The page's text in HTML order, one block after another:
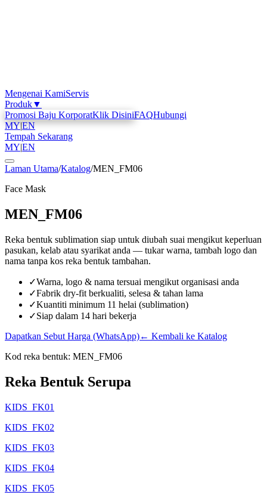
Mengenai KamiServis
Produk▼
Promosi Baju KorporatKlik DisiniFAQHubungi
MY|EN
Tempah Sekarang
MY|EN
Laman Utama/Katalog/MEN_FM06
Face Mask
MEN_FM06
Reka bentuk sublimation siap untuk diubah suai mengikut keperluan
pasukan, kelab atau syarikat anda — tukar warna, tambah logo dan
nama tanpa kos reka bentuk tambahan.
✓Warna, logo & nama tersuai mengikut organisasi anda
✓Fabrik dry-fit berkualiti, selesa & tahan lama
✓Kuantiti minimum 11 helai (sublimation)
✓Siap dalam 14 hari bekerja
Dapatkan Sebut Harga (WhatsApp)← Kembali ke Katalog
Kod reka bentuk: MEN_FM06
Reka Bentuk Serupa
KIDS_FK01
KIDS_FK02
KIDS_FK03
KIDS_FK04
KIDS_FK05